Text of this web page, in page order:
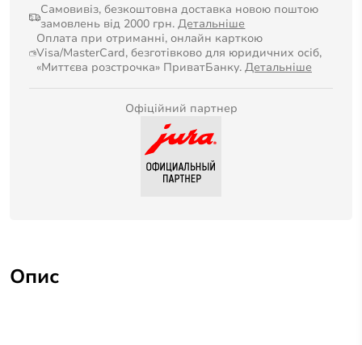
Самовивіз, безкоштовна доставка новою поштою
замовлень від 2000 грн.Детальніше
Оплата при отриманні, онлайн карткою
Visa/MasterCard, безготівково для юридичних осіб,
«Миттєва розстрочка» ПриватБанку. Детальніше
Офіційний партнер
Опис